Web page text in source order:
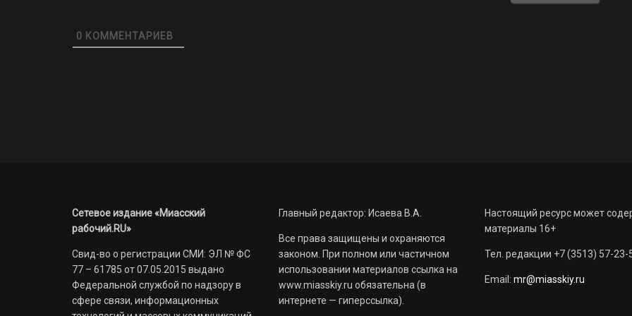
0 КОММЕНТАРИЕВ
Сетевое издание «Миасский
рабочий.RU»
Свид-во о регистрации СМИ: ЭЛ № ФС
77 – 61785 от 07.05.2015 выдано
Федеральной службой по надзору в
сфере связи, информационных
Главный редактор: Исаева В.А.
Все права защищены и охраняются
законом. При полном или частичном
использовании материалов ссылка на
www.miasskiy.ru обязательна (в
интернете — гиперссылка).
Настоящий ресурс может
материалы 16+
Тел. редакции +7 (3513) 57-23-
Email: mr@miasskiy.ru